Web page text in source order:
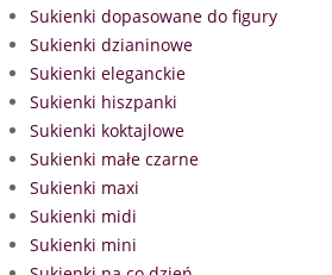
Sukienki dopasowane do figury
Sukienki dzianinowe
Sukienki eleganckie
Sukienki hiszpanki
Sukienki koktajlowe
Sukienki małe czarne
Sukienki maxi
Sukienki midi
Sukienki mini